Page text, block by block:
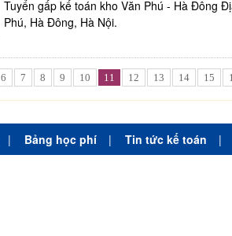
Tuyển gấp kế toán kho Văn Phú - Hà Đông
Phú, Hà Đông, Hà Nội.
6 7 8 9 10 11 12 13 14 15
| Bảng học phí | Tin tức kế toán |